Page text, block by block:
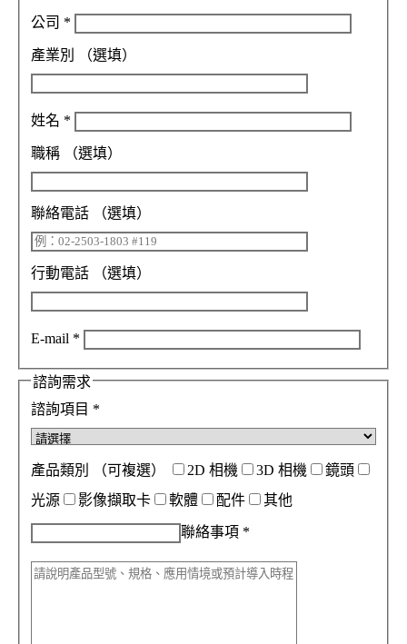
公司 *
產業別 （選填）
姓名 *
職稱 （選填）
聯絡電話 （選填）
行動電話 （選填）
E-mail *
諮詢需求
諮詢項目 *
產品類別 （可複選） 2D 相機 3D 相機
鏡頭
光源
影像擷取卡 軟體 配件 其他
聯絡事項 *